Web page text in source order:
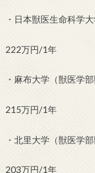
・日本獣医生命科学
222万円/1年
・麻布大学（獣医学
215万円/1年
・北里大学（獣医学
203万円/1年